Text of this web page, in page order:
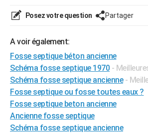
Carte de Noël
Carte Bonne année
Carte Saint-Valentin
Carte Pâques
Carte d'anniversaire
DICTIONNAIRE
COPAINS D'AVANT
S'inscrire
Se connecter
Lycées
Collèges
Primaires
Universités
Entreprises
Service militaire
Avis de recherche
AVIS DE DÉCÈS
FORUM
Bricolage
Lifestyle
Culture
Sport
Auto
Television
Voyage
Cinema
Posez votre question Partager
A voir également:
Fosse septique béton ancienne
Schéma fosse septique 1970 -
Schéma fosse septique ancienne -
Fosse septique ou fosse toutes eaux ?
Fosse septique beton ancienne
Ancienne fosse septique
Schéma fosse septique ancienne